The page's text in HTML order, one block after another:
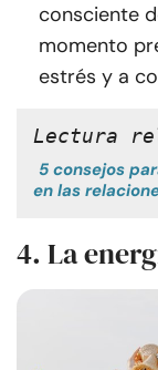
consciente
momento
estrés y a
Lectura
5 consejos
en las
4. La